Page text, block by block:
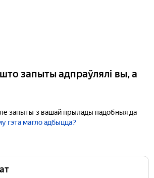
запыты адпраўлялі вы, а
запыты з вашай прылады падобныя да
гэта магло адбыцца?